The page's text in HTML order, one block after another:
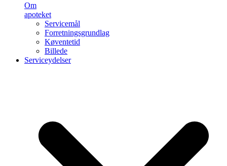
Om
apoteket
Servicemål
Forretningsgrundlag
Køventetid
Billede
Serviceydelser